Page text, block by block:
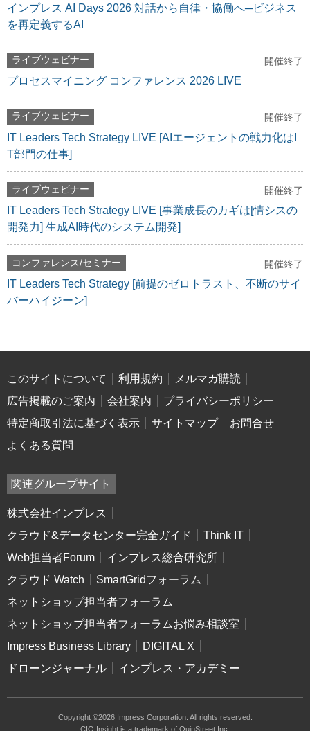
インプレス AI Days 2026 対話から自律・協働へ─ビジネス
を再定義するAI
ライブウェビナー 開催終了
プロセスマイニング コンファレンス 2026 LIVE
ライブウェビナー 開催終了
IT Leaders Tech Strategy LIVE [AIエージェントの戦力化はI
T部門の仕事]
ライブウェビナー 開催終了
IT Leaders Tech Strategy LIVE [事業成長のカギは[情シスの
開発力] 生成AI時代のシステム開発]
コンファレンス/セミナー 開催終了
IT Leaders Tech Strategy [前提のゼロトラスト、不断のサイ
バーハイジーン]
このサイトについて 利用規約
メルマガ購読
広告掲載のご案内
会社案内
プライバシーポリシー
特定商取引法に基づく表示
サイトマップ
お問合せ
よくある質問
関連グループサイト
株式会社インプレス
クラウド&データセンター完全ガイド
Think IT
Web担当者Forum
インプレス総合研究所
クラウド Watch
SmartGridフォーラム
ネットショップ担当者フォーラム
ネットショップ担当者フォーラムお悩み相談室
Impress Business Library
DIGITAL X
ドローンジャーナル
インプレス・アカデミー
Copyright ©2026 Impress Corporation. All rights reserved.
CIO Insight is a trademark of QuinStreet Inc.